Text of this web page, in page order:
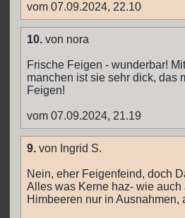
vom 07.09.2024, 22.10
10. von nora
Frische Feigen - wunderbar!
manchen ist sie sehr dick, das
Feigen!
vom 07.09.2024, 21.19
9. von Ingrid S.
Nein, eher Feigenfeind, doch
Alles was Kerne haz- wie
Himbeeren nur in